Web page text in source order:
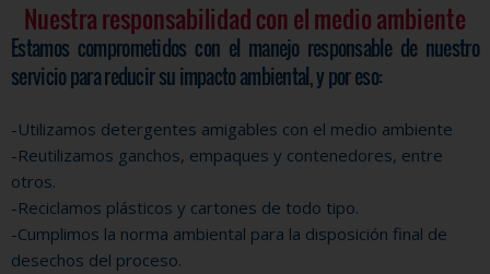
Nuestra responsabilidad con el medio ambiente
Estamos comprometidos con el manejo responsable de nuestro
servicio para reducir su impacto ambiental, y por eso:
-Utilizamos detergentes amigables con el medio ambiente
-Reutilizamos ganchos, empaques y contenedores, entre
otros.
-Reciclamos plásticos y cartones de todo tipo.
-Cumplimos la norma ambiental para la disposición final de
desechos del proceso.